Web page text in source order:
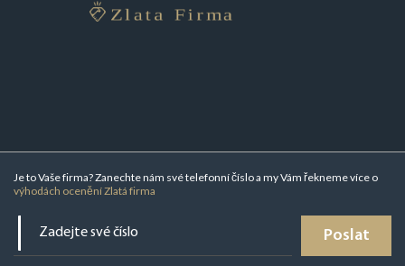
Je to Vaše firma? Zanechte nám své telefonní číslo a my Vám řekneme více o
výhodách ocenění Zlatá firma
Poslat